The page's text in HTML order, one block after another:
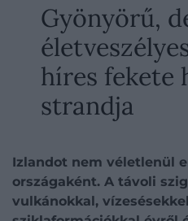
Gyönyörű,
híres fekete
strandja
Izlandot nem véletlenül
országaként. A távoli
vulkánokkal,